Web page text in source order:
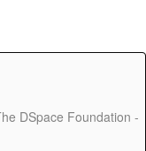
DSpace Foundation -